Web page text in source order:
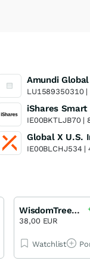
LU1589350310 |
IE00BKTLJB70 |
IE00BLCHJ534 |
WisdomTree US Efficient Core UCITS ETF
38,00 EUR
Watchlist